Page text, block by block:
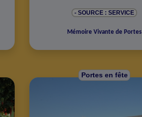
- SOURCE : SERVICE
Mémoire Vivante de Portes
Portes en fête